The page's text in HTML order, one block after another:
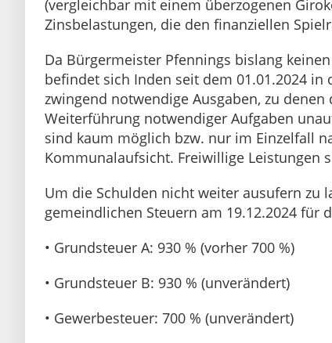
(vergleichbar mit einem überzogenen
Zinsbelastungen, die den finanziellen
Da Bürgermeister Pfennings bislang
befindet sich Inden seit dem 01.01.2024
zwingend notwendige Ausgaben, zu
Weiterführung notwendiger Aufgaben
sind kaum möglich bzw. nur im Einzelfall
Kommunalaufsicht. Freiwillige Leistungen
Um die Schulden nicht weiter ausufern zu
gemeindlichen Steuern am 19.12.2024 für
• Grundsteuer A: 930 % (vorher 700 %)
• Grundsteuer B: 930 % (unverändert)
• Gewerbesteuer: 700 % (unverändert)